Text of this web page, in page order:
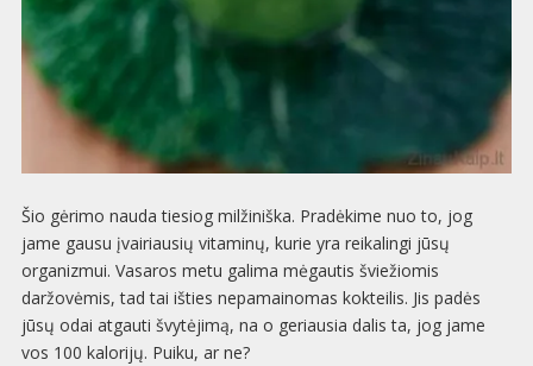
Šio gėrimo nauda tiesiog milžiniška. Pradėkime nuo to, jog
jame gausu įvairiausių vitaminų, kurie yra reikalingi jūsų
organizmui. Vasaros metu galima mėgautis šviežiomis
daržovėmis, tad tai išties nepamainomas kokteilis. Jis padės
jūsų odai atgauti švytėjimą, na o geriausia dalis ta, jog jame
vos 100 kalorijų. Puiku, ar ne?